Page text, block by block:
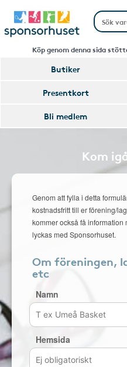
Köp genom denna sida
Butiker
Presentkort
Bli medlem
Kom
Genom att fylla i detta
kostnadsfritt till er förening/
kommer också få information
lyckas med Sponsorhuset.
Om föreningen,
etc
Namn
Hemsida